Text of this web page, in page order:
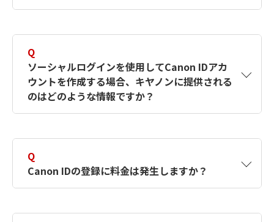
す。詳しい作成方法は【カメラ】Canon IDとは
何ですか？Canon IDの作成方法は？をご確認く
ださい。
Q
ソーシャルログインを使用してCanon IDアカ
ウントを作成する場合、キヤノンに提供される
のはどのような情報ですか？
択したサービスから取得します。アカウントを
簡単に作成できるように、この情報を使用して
Canon IDの登録フォームを入力します。
Q
Canon IDの登録に料金は発生しますか？